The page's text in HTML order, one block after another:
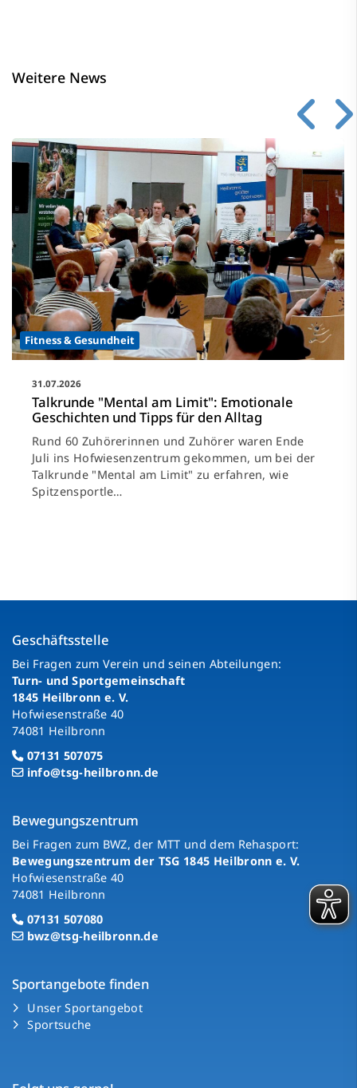
Weitere News
Fitness & Gesundheit
31.07.2026
Talkrunde "Mental am Limit": Emotionale
Geschichten und Tipps für den Alltag
Rund 60 Zuhörerinnen und Zuhörer waren Ende
Juli ins Hofwiesenzentrum gekommen, um bei der
Talkrunde "Mental am Limit" zu erfahren, wie
Spitzensportle…
Geschäftsstelle
Bei Fragen zum Verein und seinen Abteilungen:
Turn- und Sportgemeinschaft
1845 Heilbronn e. V.
Hofwiesenstraße 40
74081 Heilbronn
07131 507075
info@tsg-heilbronn.de
Bewegungszentrum
Bei Fragen zum BWZ, der MTT und dem Rehasport:
Bewegungszentrum der TSG 1845 Heilbronn e. V.
Hofwiesenstraße 40
74081 Heilbronn
07131 507080
bwz@tsg-heilbronn.de
Sportangebote finden
Unser Sportangebot
Sportsuche